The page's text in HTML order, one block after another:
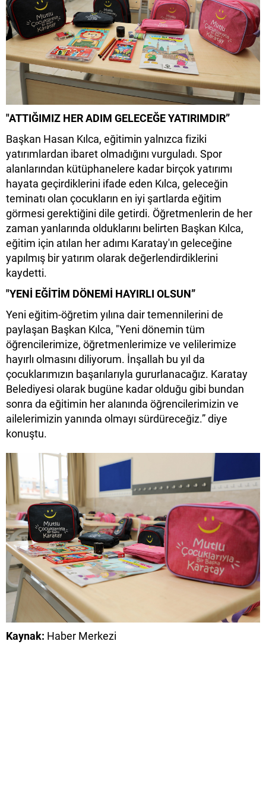
"ATTIĞIMIZ HER ADIM GELECEĞE YATIRIMDIR”
Başkan Hasan Kılca, eğitimin yalnızca fiziki
yatırımlardan ibaret olmadığını vurguladı. Spor
alanlarından kütüphanelere kadar birçok yatırımı
hayata geçirdiklerini ifade eden Kılca, geleceğin
teminatı olan çocukların en iyi şartlarda eğitim
görmesi gerektiğini dile getirdi. Öğretmenlerin de her
zaman yanlarında olduklarını belirten Başkan Kılca,
eğitim için atılan her adımı Karatay'ın geleceğine
yapılmış bir yatırım olarak değerlendirdiklerini
kaydetti.
"YENİ EĞİTİM DÖNEMİ HAYIRLI OLSUN”
Yeni eğitim-öğretim yılına dair temennilerini de
paylaşan Başkan Kılca, "Yeni dönemin tüm
öğrencilerimize, öğretmenlerimize ve velilerimize
hayırlı olmasını diliyorum. İnşallah bu yıl da
çocuklarımızın başarılarıyla gururlanacağız. Karatay
Belediyesi olarak bugüne kadar olduğu gibi bundan
sonra da eğitimin her alanında öğrencilerimizin ve
ailelerimizin yanında olmayı sürdüreceğiz.” diye
konuştu.
Kaynak: Haber Merkezi